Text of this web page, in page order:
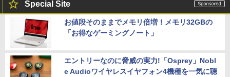
Special Site
お値段そのままでメモリ倍増！メモリ32GBの
「お得なゲーミングノート」
エントリーなのに脅威の実力!「Osprey」Nobl
e Audioワイヤレスイヤフォン4機種を一気に聴